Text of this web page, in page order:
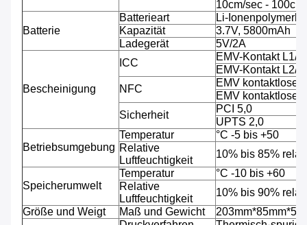
10cm/sec -
Batterie
Batterieart
Li-
Kapazität
3.7V, 5800mAh
Ladegerät
5V/2A
Bescheinigung
ICC
EMV-Kontakt L1/
EMV-Kontakt L2/
NFC
EMV
EMV
Sicherheit
PCI 5,0
UPTS 2,0
Betriebsumgebung
Temperatur
°C -5 bis +50
Relative
Luftfeuchtigkeit
10% bis 85%
Speicherumwelt
Temperatur
°C -10 bis +60
Relative
Luftfeuchtigkeit
10% bis 90%
Größe und Weigt
Maß und Gewicht